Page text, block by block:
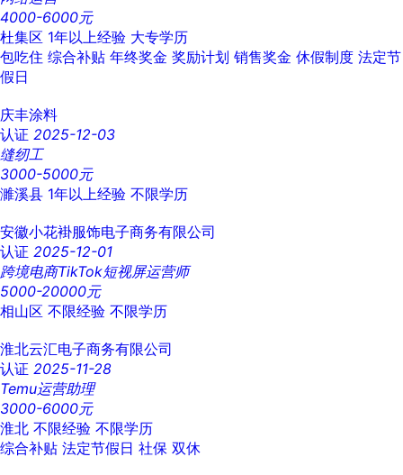
4000-6000元
杜集区 1年以上经验 大专学历
包吃住 综合补贴 年终奖金 奖励计划 销售奖金 休假制度 法定节
假日
庆丰涂料
认证 2025-12-03
缝纫工
3000-5000元
濉溪县 1年以上经验 不限学历
安徽小花褂服饰电子商务有限公司
认证 2025-12-01
跨境电商TikTok短视屏运营师
5000-20000元
相山区 不限经验 不限学历
淮北云汇电子商务有限公司
认证 2025-11-28
Temu运营助理
3000-6000元
淮北 不限经验 不限学历
综合补贴 法定节假日 社保 双休